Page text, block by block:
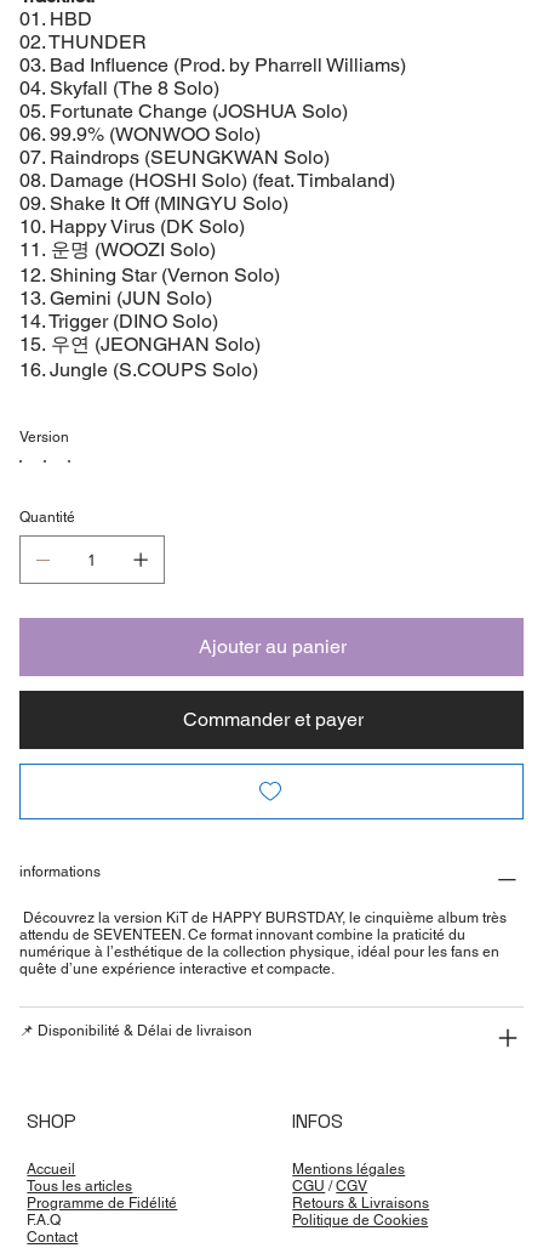
01. HBD
02. THUNDER
03. Bad Influence (Prod. by Pharrell Williams)
04. Skyfall (The 8 Solo)
05. Fortunate Change (JOSHUA Solo)
06. 99.9% (WONWOO Solo)
07. Raindrops (SEUNGKWAN Solo)
08. Damage (HOSHI Solo) (feat. Timbaland)
09. Shake It Off (MINGYU Solo)
10. Happy Virus (DK Solo)
11. 운명 (WOOZI Solo)
12. Shining Star (Vernon Solo)
13. Gemini (JUN Solo)
14. Trigger (DINO Solo)
15. 우연 (JEONGHAN Solo)
16. Jungle (S.COUPS Solo)
Version
Quantité
Ajouter au panier
Commander et payer
informations
Découvrez la version KiT de HAPPY BURSTDAY, le cinquième album très
attendu de SEVENTEEN. Ce format innovant combine la praticité du
numérique à l’esthétique de la collection physique, idéal pour les fans en
quête d’une expérience interactive et compacte.
📌 Disponibilité & Délai de livraison
SHOP
Accueil
Tous les articles
Programme de Fidélité
F.A.Q
Contact
INFOS
Mentions légales
CGU /CGV
Retours & Livraisons
Politique de Cookies